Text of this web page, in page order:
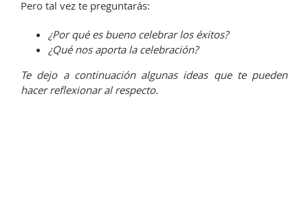
Pero tal vez te preguntarás:
¿Por qué es bueno celebrar los éxitos?
¿Qué nos aporta la celebración?
Te dejo a continuación algunas ideas que te pueden
hacer reflexionar al respecto.